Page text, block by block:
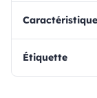
Étiquette